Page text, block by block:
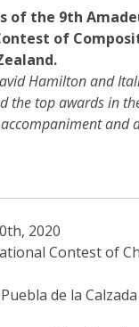
of the 9th
of
Hamilton and
the top awards in
and
2020
Contest of
de la